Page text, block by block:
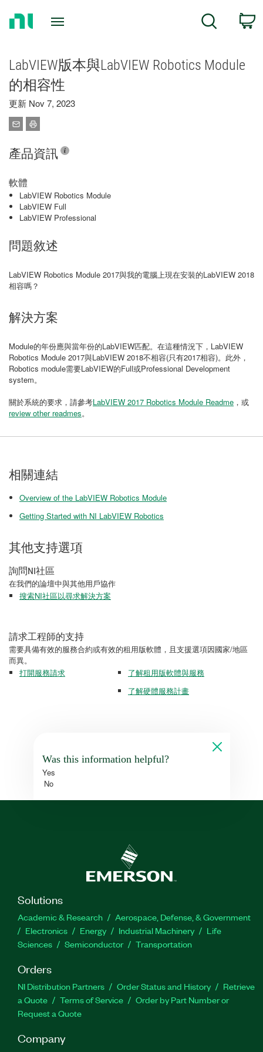
Search
LabVIEW版本與LabVIEW Robotics Module
的相容性
更新 Nov 7, 2023
產品資訊
軟體
LabVIEW Robotics Module
LabVIEW Full
LabVIEW Professional
問題敘述
LabVIEW Robotics Module 2017與我的電腦上現在安裝的LabVIEW 2018
相容嗎？
解決方案
Module的年份應與當年份的LabVIEW匹配。在這種情況下，LabVIEW
Robotics Module 2017與LabVIEW 2018不相容(只有2017相容)。此外，
Robotics module需要LabVIEW的Full或Professional Development
system。
關於系統的要求，請參考LabVIEW 2017 Robotics Module Readme ，或
review other readmes。
相關連結
Overview of the LabVIEW Robotics Module
Getting Started with NI LabVIEW Robotics
其他支持選項
詢問NI社區
在我們的論壇中與其他用戶協作
搜索NI社區以尋求解決方案
請求工程師的支持
需要具備有效的服務合約或有效的租用版軟體，且支援選項因國家/地區
而異。
打開服務請求
了解租用版軟體與服務
了解硬體服務計畫
Was this information helpful?
Yes
No
Solutions
Academic & Research
Aerospace, Defense, & Government
Electronics
Energy Industrial Machinery
Life
Sciences
Semiconductor Transportation
Orders
NI Distribution Partners Order Status and History
Retrieve
a Quote
Terms of Service
Order by Part Number or
Request a Quote
Company